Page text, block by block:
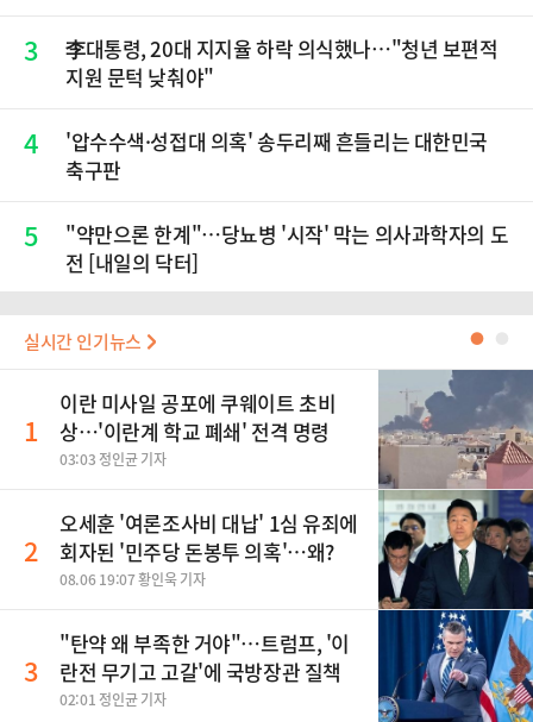
재점화, 김민석 "과반 승리 가능성 99%" 등
3
李대통령, 20대 지지율 하락 의식했나…"청년 보편적
지원 문턱 낮춰야"
4
'압수수색·성접대 의혹' 송두리째 흔들리는 대한민국
축구판
5
"약만으론 한계"…당뇨병 '시작' 막는 의사과학자의 도
전 [내일의 닥터]
실시간 인기뉴스 ●
1
이란 미사일 공포에 쿠웨이트 초비
상…'이란계 학교 폐쇄' 전격 명령
03:03 정인균 기자
2
오세훈 '여론조사비 대납' 1심 유죄에
회자된 '민주당 돈봉투 의혹'…왜?
08.06 19:07 황인욱 기자
3
"탄약 왜 부족한 거야"…트럼프, '이
란전 무기고 고갈'에 국방장관 질책
02:01 정인균 기자